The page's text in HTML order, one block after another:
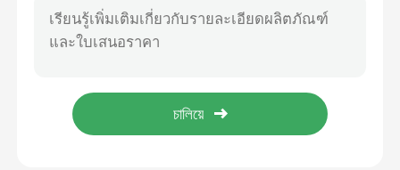
รั้วไฟฟ้าผสมผสาน 3 มิติ
รั้วผ่าตัดไฟฟ้าสองสาย
กะปิกะปิกะกะปิกะกะปิกะกะปิกะกะปิกะกะปิ